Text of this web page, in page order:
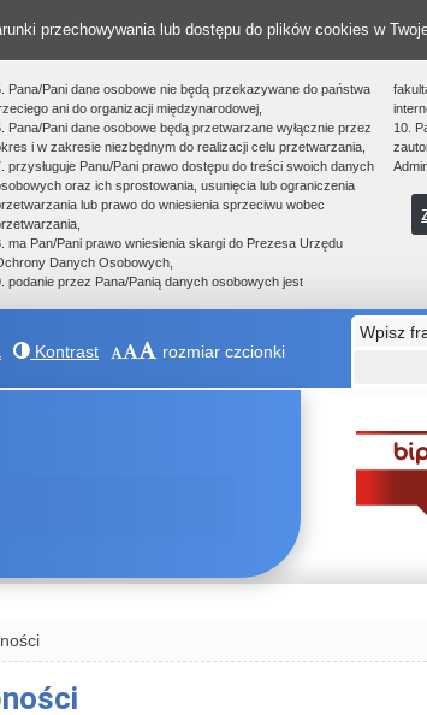
przechowywania lub dostępu do plików cookies w
Pana/Pani dane osobowe nie będą przekazywane do państwa
ani do organizacji międzynarodowej,
Pana/Pani dane osobowe będą przetwarzane wyłącznie przez
i w zakresie niezbędnym do realizacji celu przetwarzania,
przysługuje Panu/Pani prawo dostępu do treści swoich danych
oraz ich sprostowania, usunięcia lub ograniczenia
lub prawo do wniesienia sprzeciwu wobec
ma Pan/Pani prawo wniesienia skargi do Prezesa Urzędu
Danych Osobowych,
podanie przez Pana/Panią danych osobowych jest
10.
Kontrast rozmiar czcionki
Wpisz